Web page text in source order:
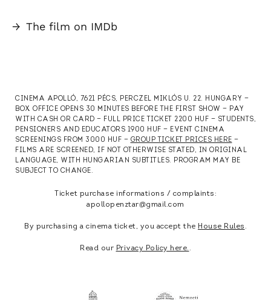
→ The film on IMDb
CINEMA APOLLÓ, 7621 PÉCS, PERCZEL MIKLÓS U. 22. HUNGARY —
BOX OFFICE OPENS 30 MINUTES BEFORE THE FIRST SHOW — PAY
WITH CASH OR CARD — FULL PRICE TICKET 2200 HUF — STUDENTS,
PENSIONERS AND EDUCATORS 1900 HUF — EVENT CINEMA
SCREENINGS FROM 3000 HUF — GROUP TICKET PRICES HERE —
FILMS ARE SCREENED, IF NOT OTHERWISE STATED, IN ORIGINAL
LANGUAGE, WITH HUNGARIAN SUBTITLES. PROGRAM MAY BE
SUBJECT TO CHANGE.
Ticket purchase informations / complaints:
apollopenztar@gmail.com
By purchasing a cinema ticket, you accept the House Rules .
Read our Privacy Policy here. .